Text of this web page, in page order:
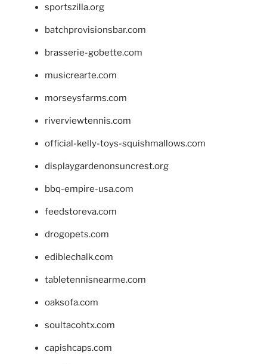
sportszilla.org
batchprovisionsbar.com
brasserie-gobette.com
musicrearte.com
morseysfarms.com
riverviewtennis.com
official-kelly-toys-squishmallows.com
displaygardenonsuncrest.org
bbq-empire-usa.com
feedstoreva.com
drogopets.com
ediblechalk.com
tabletennisnearme.com
oaksofa.com
soultacohtx.com
capishcaps.com